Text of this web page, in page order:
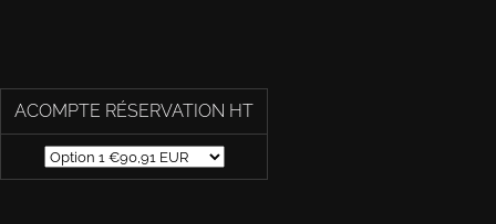
ACOMPTE RÉSERVATION HT